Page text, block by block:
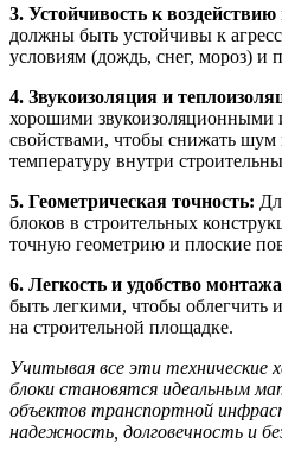
3. Устойчивость к
должны быть устойчивы к
условиям (дождь, снег, мороз) и
4. Звукоизоляция и
хорошими звукоизоляционными
свойствами, чтобы снижать
температуру внутри
5. Геометрическая точность:
блоков в строительных
точную геометрию и плоские
6. Легкость и удобство
быть легкими, чтобы облегчить
на строительной площадке.
Учитывая все эти технические
блоки становятся идеальным
объектов транспортной
надежность, долговечность и